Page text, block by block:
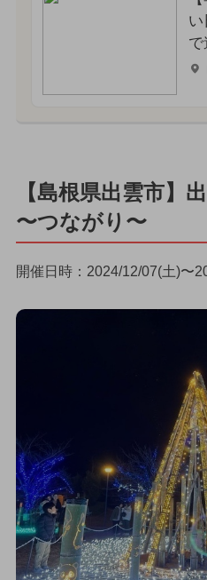
【島根県出雲市】
〜つながり〜
開催日時：2024/12/07(土)〜